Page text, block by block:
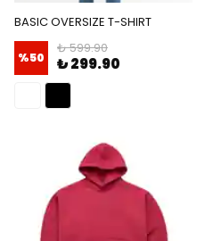
BASIC OVERSIZE T-SHIRT
%50
₺ 599.90
₺ 299.90